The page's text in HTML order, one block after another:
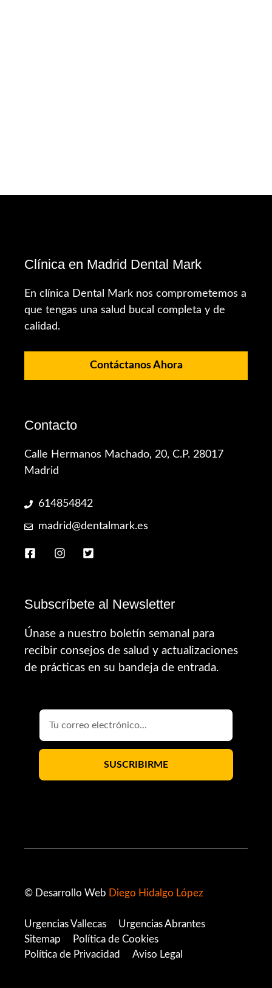
Clínica en Madrid Dental Mark
En clínica Dental Mark nos comprometemos a
que tengas una salud bucal completa y de
calidad.
Contáctanos Ahora
Contacto
Calle Hermanos Machado, 20, C.P. 28017
Madrid
614854842
madrid@dentalmark.es
Subscríbete al Newsletter
Únase a nuestro boletín semanal para
recibir consejos de salud y actualizaciones
de prácticas en su bandeja de entrada.
© Desarrollo Web Diego Hidalgo López
Urgencias Vallecas
Urgencias Abrantes
Sitemap
Política de Cookies
Política de Privacidad
Aviso Legal